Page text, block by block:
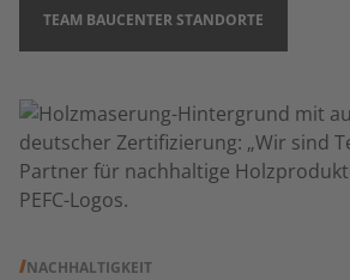
TEAM BAUCENTER STANDORTE
NACHHALTIGKEIT